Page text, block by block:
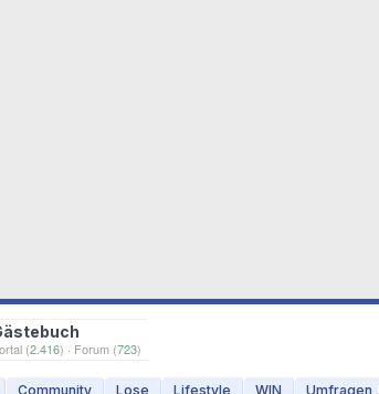
(2.416) · Forum (723)
Community Lose Lifestyle WIN Umfragen